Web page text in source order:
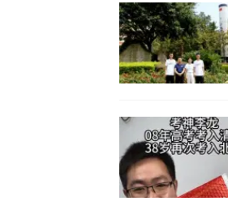
同时，不要把
部指望你争气这类
放平心态，把
四、家长真正要
不打扰、不施
盾，不做高调的监